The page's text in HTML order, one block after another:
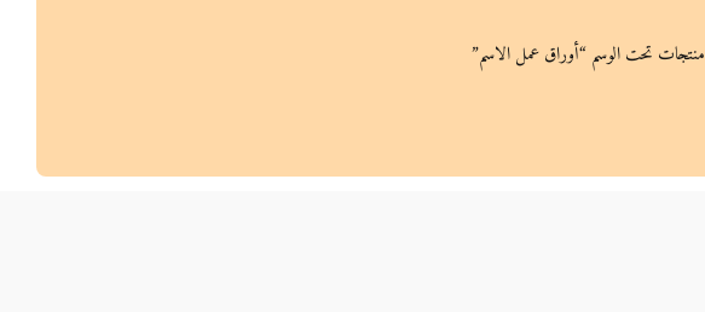
منتجات تحت الوسم “أوراق عمل الاسم”